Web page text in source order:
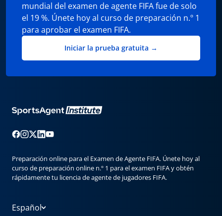
mundial del examen de agente FIFA fue de solo
el 19 %. Únete hoy al curso de preparación n.º 1
para aprobar el examen FIFA.
Iniciar la prueba gratuita →
Preparación online para el Examen de Agente FIFA. Únete hoy al
curso de preparación online n.º 1 para el examen FIFA y obtén
rápidamente tu licencia de agente de jugadores FIFA.
Español